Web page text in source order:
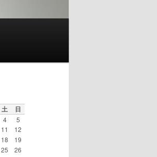
土 日
4 5
11
12
18
19
25
26